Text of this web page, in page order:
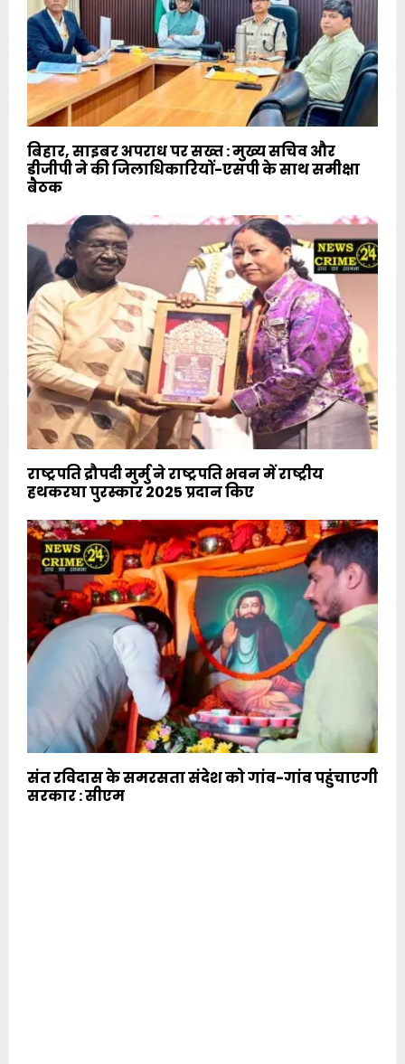
बिहार, साइबर अपराध पर सख्त : मुख्य सचिव और
डीजीपी ने की जिलाधिकारियों-एसपी के साथ समीक्षा
बैठक
राष्ट्रपति द्रौपदी मुर्मु ने राष्ट्रपति भवन में राष्ट्रीय
हथकरघा पुरस्कार 2025 प्रदान किए
संत रविदास के समरसता संदेश को गांव-गांव पहुंचाएगी
सरकार : सीएम